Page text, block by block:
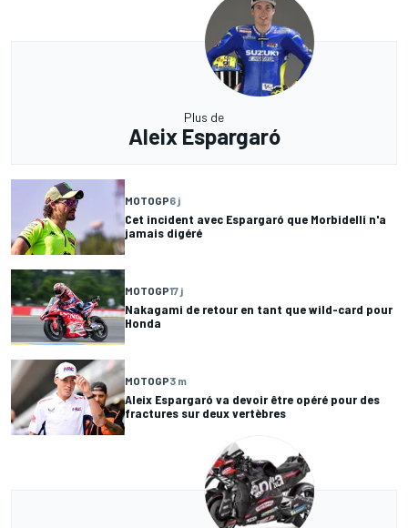
Plus de
Aleix Espargaró
MOTOGP6 j
Cet incident avec Espargaró que Morbidelli n'a
jamais digéré
MOTOGP17 j
Nakagami de retour en tant que wild-card pour
Honda
MOTOGP3 m
Aleix Espargaró va devoir être opéré pour des
fractures sur deux vertèbres